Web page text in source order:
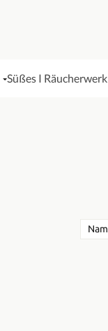
Süßes I Räucherwerk